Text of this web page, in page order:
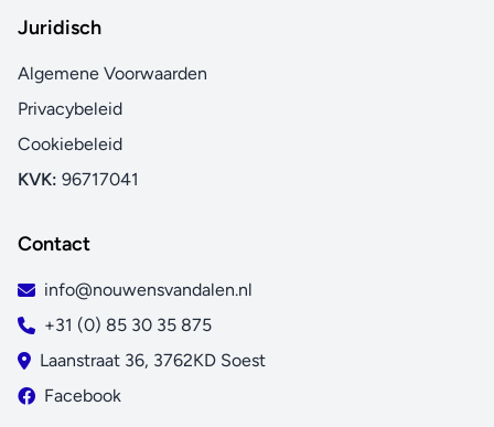
Juridisch
Algemene Voorwaarden
Privacybeleid
Cookiebeleid
KVK: 96717041
Contact
info@nouwensvandalen.nl
+31 (0) 85 30 35 875
Laanstraat 36, 3762KD Soest
Facebook